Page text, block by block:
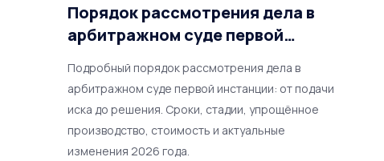
Порядок рассмотрения дела в
арбитражном суде первой
2026 года
Подробный порядок рассмотрения дела в
арбитражном суде первой инстанции: от подачи
иска до решения. Сроки, стадии, упрощённое
производство, стоимость и актуальные
изменения 2026 года.